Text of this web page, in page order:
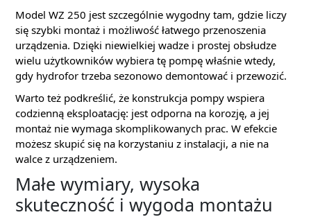
Model WZ 250 jest szczególnie wygodny tam, gdzie liczy
się szybki montaż i możliwość łatwego przenoszenia
urządzenia. Dzięki niewielkiej wadze i prostej obsłudze
wielu użytkowników wybiera tę pompę właśnie wtedy,
gdy hydrofor trzeba sezonowo demontować i przewozić.
Warto też podkreślić, że konstrukcja pompy wspiera
codzienną eksploatację: jest odporna na korozję, a jej
montaż nie wymaga skomplikowanych prac. W efekcie
możesz skupić się na korzystaniu z instalacji, a nie na
walce z urządzeniem.
Małe wymiary, wysoka
skuteczność i wygoda montażu